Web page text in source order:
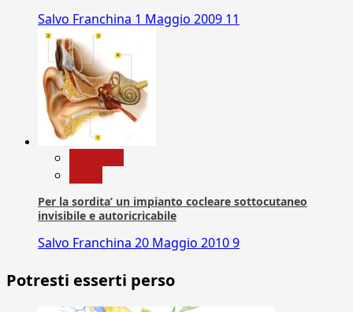
Salvo Franchina 1 Maggio 2009 11
Per la sordita’ un impianto cocleare sottocutaneo
invisibile e autoricricabile
Salvo Franchina 20 Maggio 20109
Potresti esserti perso